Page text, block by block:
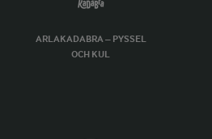
ARLAKADABRA – PYSSEL
OCH KUL